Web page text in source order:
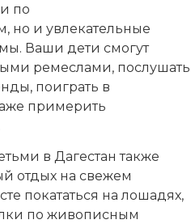
по
но и увлекательные
Ваши дети смогут
ремеслами, послушать
поиграть в
примерить
в Дагестан также
отдых на свежем
покататься на лошадях,
по живописным